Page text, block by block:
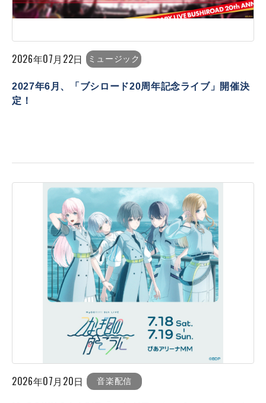
2026年07月22日 ミュージック
2027年6月、「ブシロード20周年記念ライブ」開催決
定！
2026年07月20日 音楽配信